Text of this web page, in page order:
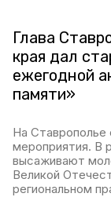
Глава
края дал
ежегодной
памяти»
На Ставрополье
мероприятия. В
высаживают
Великой
региональном